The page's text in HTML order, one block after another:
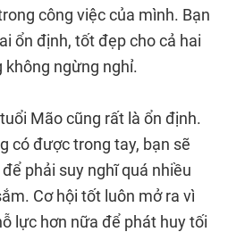
công việc của mình. Bạn
ổn định, tốt đẹp cho cả hai
không ngừng nghỉ.
Mão cũng rất là ổn định.
có được trong tay, bạn sẽ
phải suy nghĩ quá nhiều
Cơ hội tốt luôn mở ra vì
lực hơn nữa để phát huy tối